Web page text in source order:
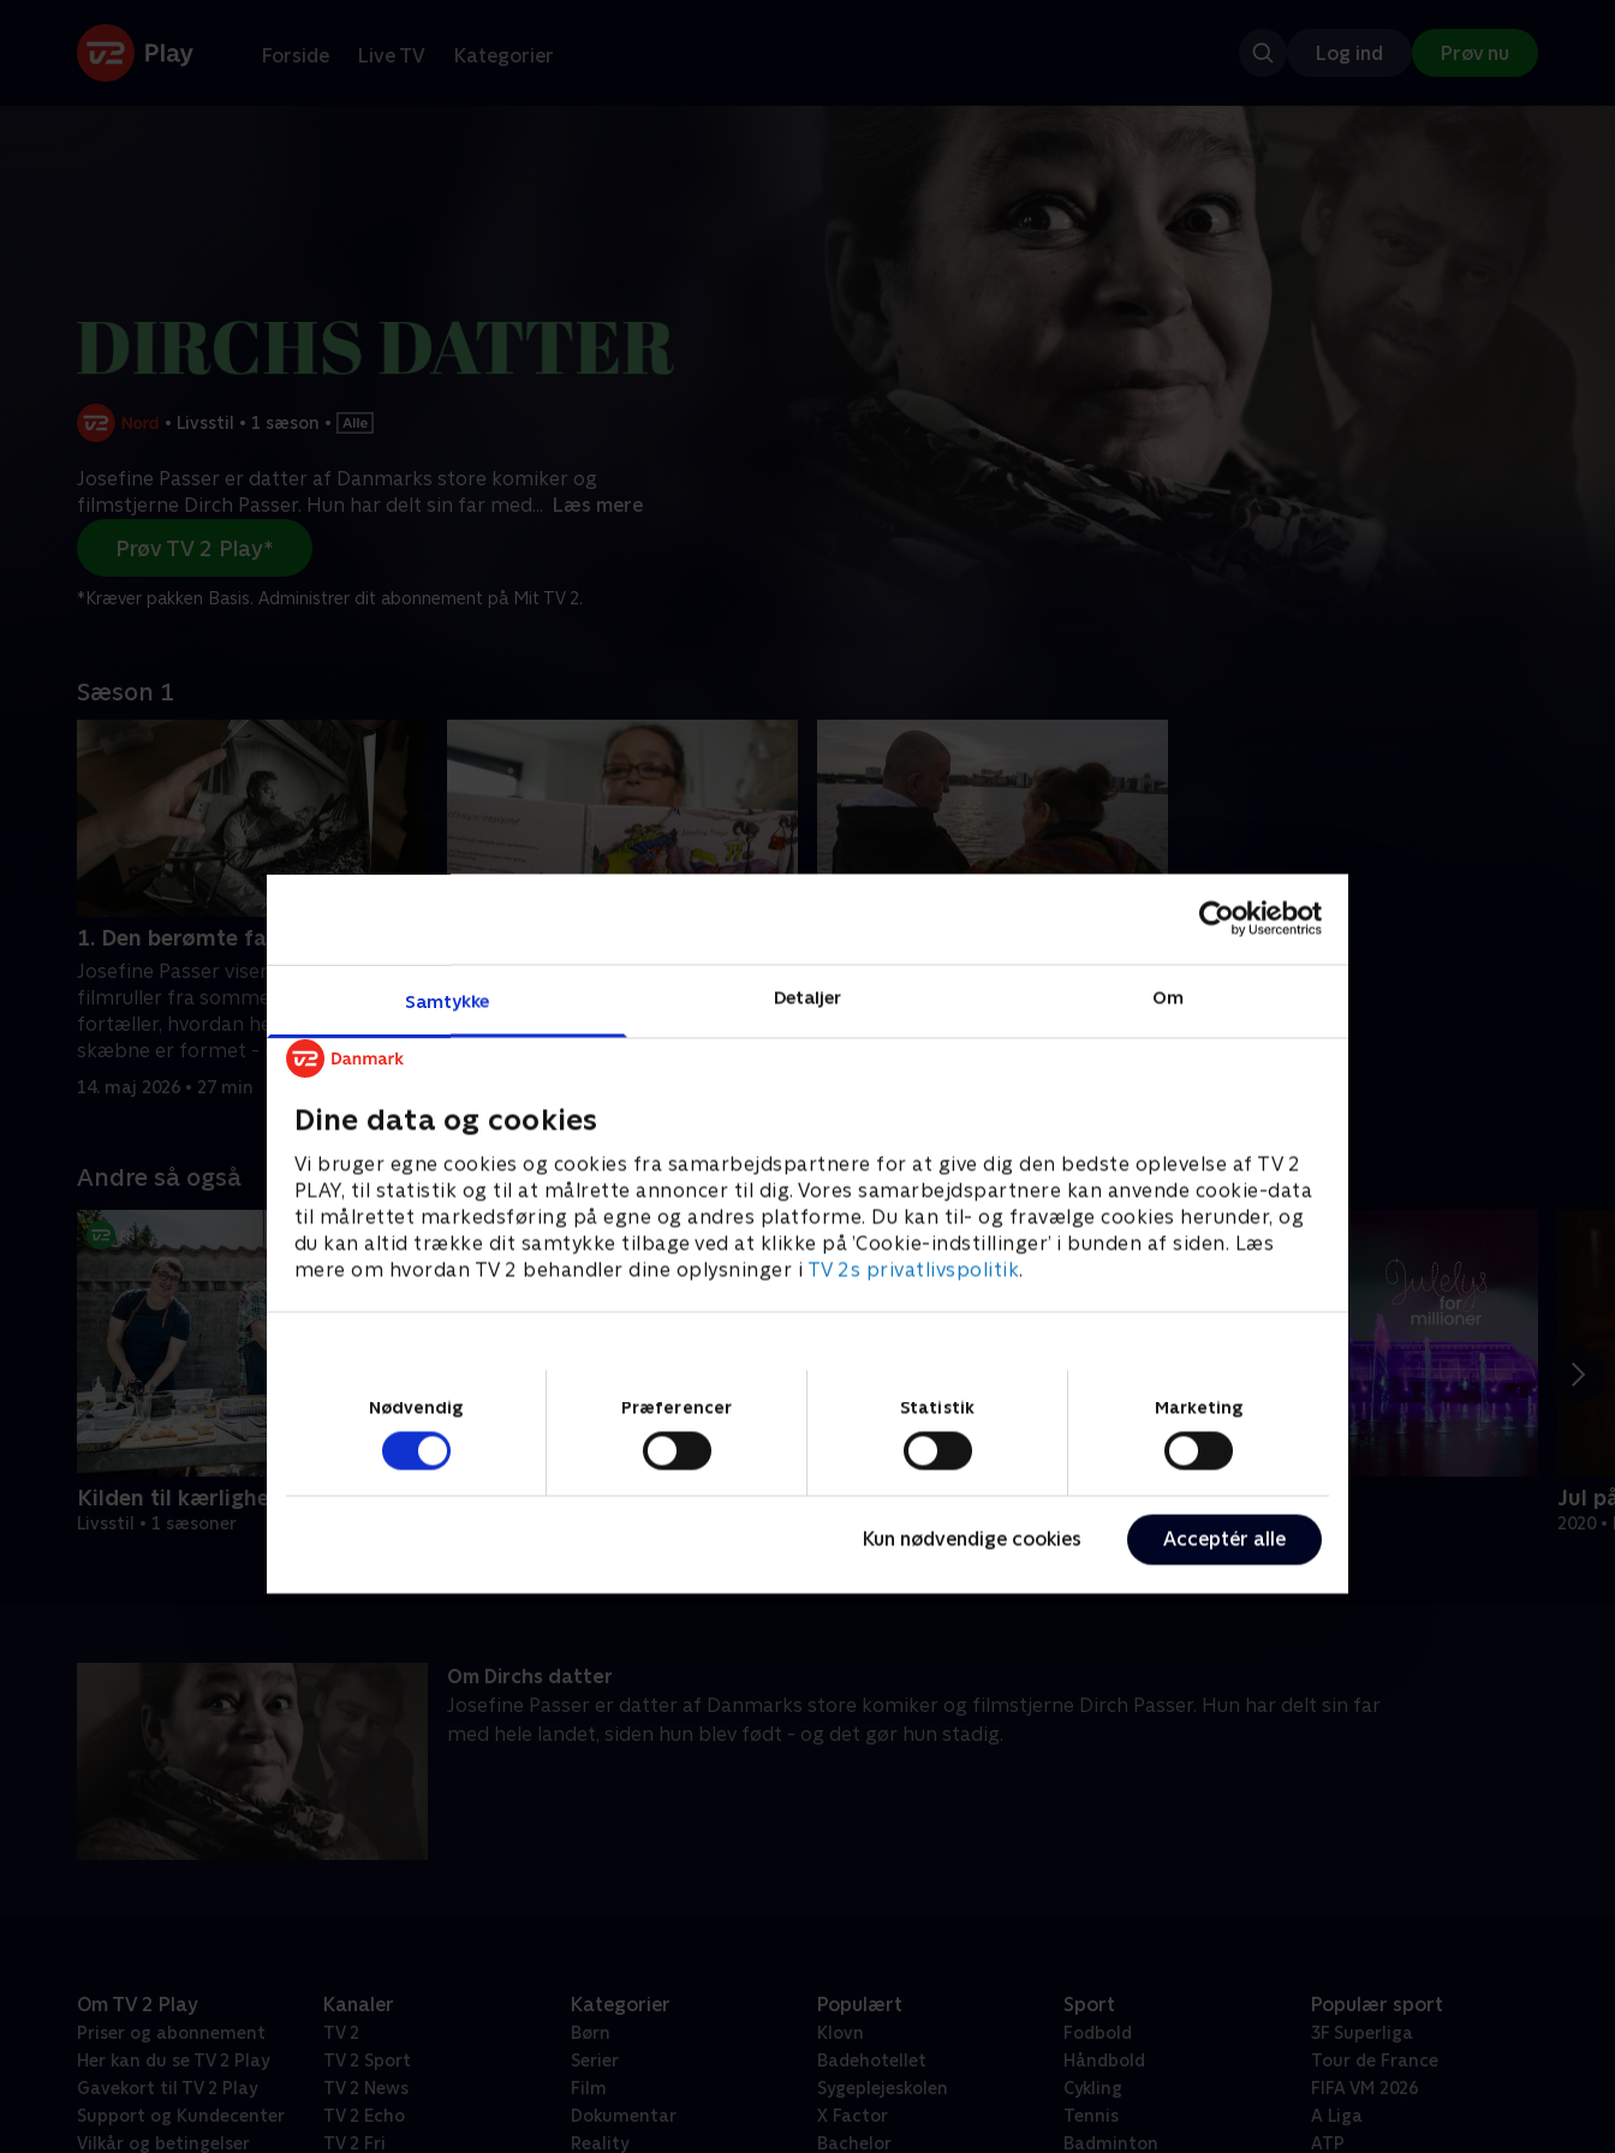
Samtykke Detaljer Om
Dine data og cookies
Vi bruger egne cookies og cookies fra samarbejdspartnere for at give dig den bedste oplevelse af TV 2
PLAY, til statistik og til at målrette annoncer til dig. Vores samarbejdspartnere kan anvende cookie-data
til målrettet markedsføring på egne og andres platforme. Du kan til- og fravælge cookies herunder, og
du kan altid trække dit samtykke tilbage ved at klikke på ’Cookie-indstillinger’ i bunden af siden. Læs
mere om hvordan TV 2 behandler dine oplysninger i TV 2s privatlivspolitik.
Nødvendig
Præferencer Statistik Marketing
Kun nødvendige cookies Acceptér alle
Forside Live TV Kategorier Log ind Prøv nu
• Livsstil • 1 sæson •
Josefine Passer er datter af Danmarks store komiker og
filmstjerne Dirch Passer. Hun har delt sin far med... Læs mere
Prøv TV 2 Play*
*Kræver pakken Basis. Administrer dit abonnement på Mit TV 2.
Sæson 1
1. Den berømte far
Josefine Passer viser private
filmruller fra sommerhuset og
fortæller, hvordan hendes liv og
skæbne er formet - med og uden sin
berømte far.
14. maj 2026 • 27 min
Dirch Passer blev skilt fra Josefines
mor i 1976, og det skabte en stor
Passer ro og erkendelse samt en helt
Andre så også
Kilden til kærlighed
Livsstil • 1 sæsoner
Det rullende auktionshus Julelys for millioner
2022 • Livsstil • 46 min
Jul
2020
Om Dirchs datter
Josefine Passer er datter af Danmarks store komiker og filmstjerne Dirch Passer. Hun har delt sin far
med hele landet, siden hun blev født - og det gør hun stadig.
Om TV 2 Play
Priser og abonnement
Her kan du se TV 2 Play
Gavekort til TV 2 Play
Support og Kundecenter
Vilkår og betingelser
Kanaler
TV 2
TV 2 Sport
TV 2 News
TV 2 Echo
TV 2 Fri
Kategorier
Børn
Serier
Film
Dokumentar
Reality
Populært
Klovn
Badehotellet
Sygeplejeskolen
X Factor
Bachelor
Sport
Fodbold
Håndbold
Cykling
Tennis
Badminton
Populær sport
3F Superliga
Tour de France
FIFA VM 2026
A Liga
ATP